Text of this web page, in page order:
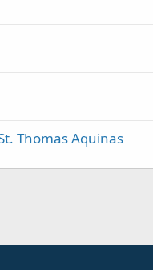
Thomas Aquinas